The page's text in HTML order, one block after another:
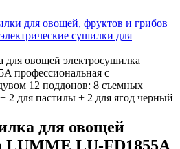
для овощей, фруктов и грибов
сушилки для
для овощей электросушилка
профессиональная с
12 поддонов: 8 съемных
2 для пастилы + 2 для ягод черный
для овощей